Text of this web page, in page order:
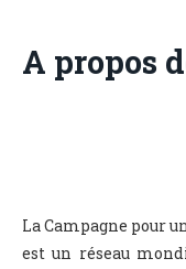
A propos
La Campagne pour
est un réseau